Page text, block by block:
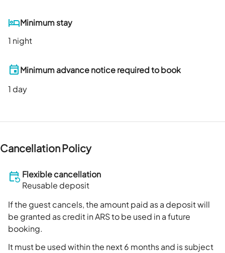
Minimum stay
1 night
Minimum advance notice required to book
1 day
Cancellation Policy
Flexible cancellation
Reusable deposit
If the guest cancels, the amount paid as a deposit will
be granted as credit in ARS to be used in a future
booking.
It must be used within the next 6 months and is subject